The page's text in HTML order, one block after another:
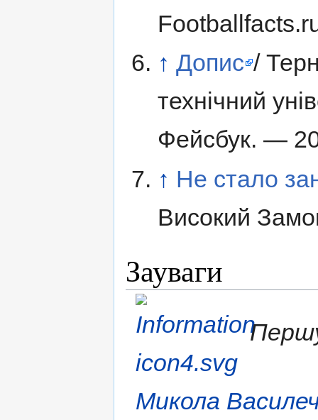
↑ Допис /
технічний
Фейсбук. —
↑ Не стало
Високий
Зауваги
Першу
Микола